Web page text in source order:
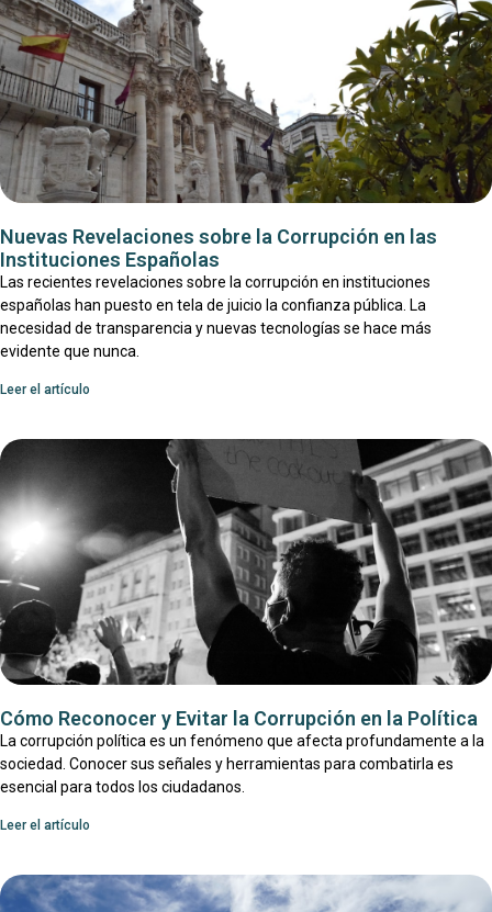
Nuevas Revelaciones sobre la Corrupción en las
Instituciones Españolas
Las recientes revelaciones sobre la corrupción en instituciones
españolas han puesto en tela de juicio la confianza pública. La
necesidad de transparencia y nuevas tecnologías se hace más
evidente que nunca.
Leer el artículo
Cómo Reconocer y Evitar la Corrupción en la Política
La corrupción política es un fenómeno que afecta profundamente a la
sociedad. Conocer sus señales y herramientas para combatirla es
esencial para todos los ciudadanos.
Leer el artículo